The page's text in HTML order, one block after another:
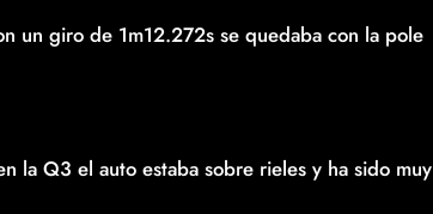
un giro de 1m12.272s se quedaba con la pole
la Q3 el auto estaba sobre rieles y ha sido muy